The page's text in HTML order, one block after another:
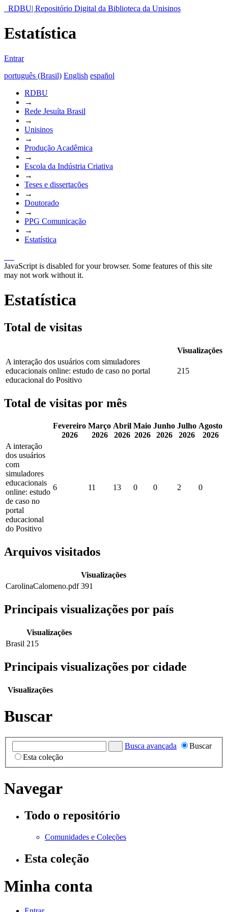
RDBU| Repositório Digital da Biblioteca da Unisinos
Estatística
Entrar
português (Brasil) English español
RDBU
→
Rede Jesuíta Brasil
→
Unisinos
→
Produção Acadêmica
→
Escola da Indústria Criativa
→
Teses e dissertações
→
Doutorado
→
PPG Comunicação
→
Estatística
JavaScript is disabled for your browser. Some features of this site
may not work without it.
Estatística
Total de visitas
Visualizações
A interação dos usuários com simuladores
educacionais online: estudo de caso no portal
educacional do Positivo
215
Total de visitas por mês
Fevereiro
2026
Março
2026
Abril
2026
Maio
2026
Junho
2026
Julho
2026
Agosto
2026
A interação
dos usuários
com
simuladores
educacionais
online: estudo
de caso no
portal
educacional
do Positivo
6 11 13 0 0 2 0
Arquivos visitados
Visualizações
CarolinaCalomeno.pdf 391
Principais visualizações por país
Visualizações
Brasil 215
Principais visualizações por cidade
Visualizações
Buscar
Busca avançada
Buscar
Esta coleção
Navegar
Todo o repositório
Comunidades e Coleções
Esta coleção
Minha conta